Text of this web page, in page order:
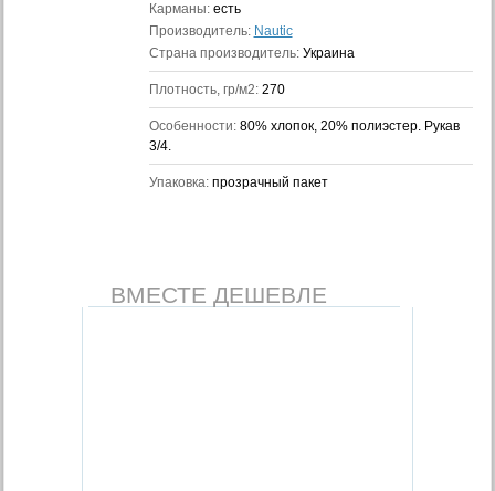
Карманы: есть
Производитель: Nautic
Страна производитель: Украина
Плотность, гр/м2: 270
Особенности: 80% хлопок, 20% полиэстер. Рукав
3/4.
Упаковка: прозрачный пакет
ВМЕСТЕ ДЕШЕВЛЕ